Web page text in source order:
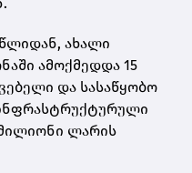
ახალი
ამოქმედდა 15
და სასაწყობო
ლარის